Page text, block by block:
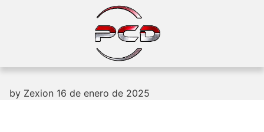
by Zexion 16 de enero de 2025